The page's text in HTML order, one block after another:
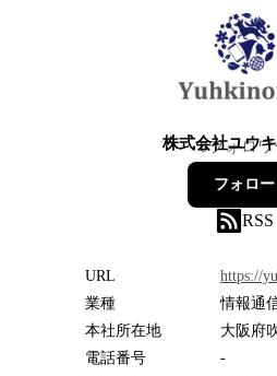
株式会社ユウ
0フォロワ
フォロー
RSS
URL
https://
業種
情報通
本社所在地
大阪府
電話番号
-